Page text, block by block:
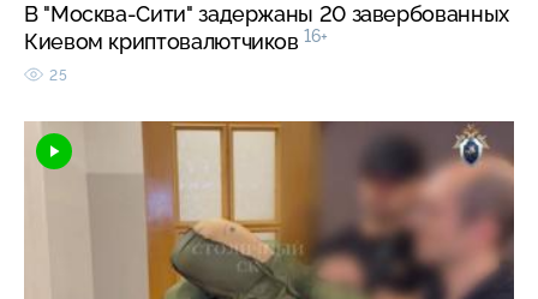
В "Москва-Сити" задержаны 20 завербованных
Киевом криптовалютчиков 16+
25